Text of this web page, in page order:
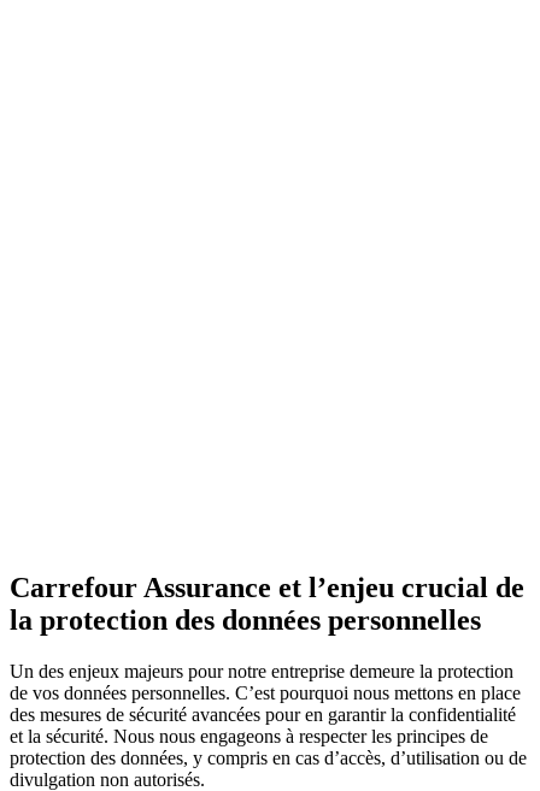
Carrefour Assurance et l’enjeu crucial de
la protection des données personnelles
Un des enjeux majeurs pour notre entreprise demeure la protection
de vos données personnelles. C’est pourquoi nous mettons en place
des mesures de sécurité avancées pour en garantir la confidentialité
et la sécurité. Nous nous engageons à respecter les principes de
protection des données, y compris en cas d’accès, d’utilisation ou de
divulgation non autorisés.